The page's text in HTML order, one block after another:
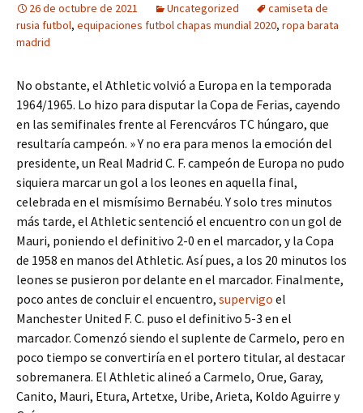
26 de octubre de 2021 Uncategorized
camiseta de
rusia futbol, equipaciones futbol chapas mundial 2020, ropa barata
madrid
No obstante, el Athletic volvió a Europa en la temporada
1964/1965. Lo hizo para disputar la Copa de Ferias, cayendo
en las semifinales frente al Ferencváros TC húngaro, que
resultaría campeón. » Y no era para menos la emoción del
presidente, un Real Madrid C. F. campeón de Europa no pudo
siquiera marcar un gol a los leones en aquella final,
celebrada en el mismísimo Bernabéu. Y solo tres minutos
más tarde, el Athletic sentenció el encuentro con un gol de
Mauri, poniendo el definitivo 2-0 en el marcador, y la Copa
de 1958 en manos del Athletic. Así pues, a los 20 minutos los
leones se pusieron por delante en el marcador. Finalmente,
poco antes de concluir el encuentro, supervigo el
Manchester United F. C. puso el definitivo 5-3 en el
marcador. Comenzó siendo el suplente de Carmelo, pero en
poco tiempo se convertiría en el portero titular, al destacar
sobremanera. El Athletic alineó a Carmelo, Orue, Garay,
Canito, Mauri, Etura, Artetxe, Uribe, Arieta, Koldo Aguirre y